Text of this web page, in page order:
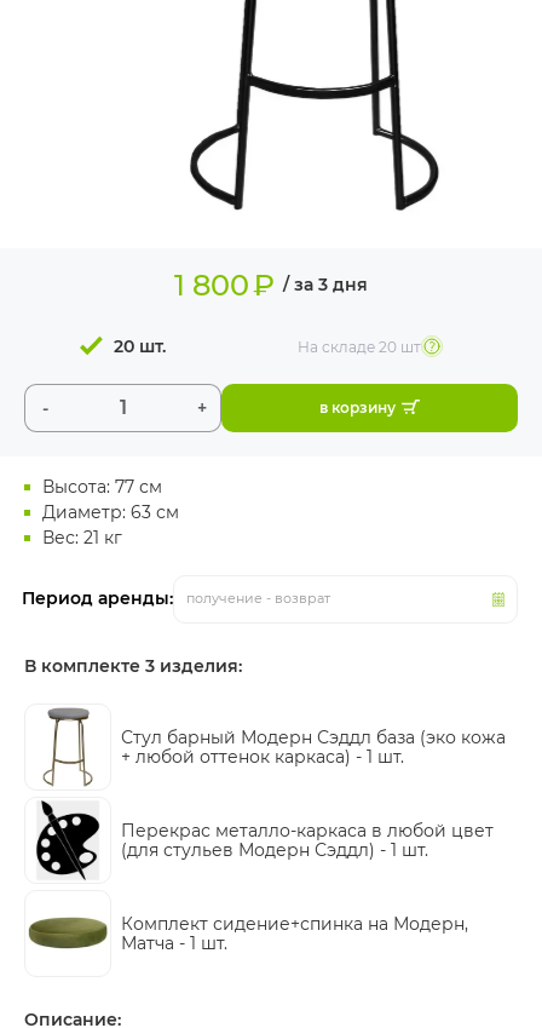
Высота: 77 см
Диаметр: 63 см
Вес: 21 кг
Период аренды: получение - возврат
1 800₽ / за 3 дня
- +
20 шт. На складе 20 шт
в корзину
В комплекте 3 изделия:
Стул барный Модерн Сэддл база (эко кожа
+ любой оттенок каркаса) - 1 шт.
Перекрас металло-каркаса в любой цвет
(для стульев Модерн Сэддл) - 1 шт.
Комплект сидение+спинка на Модерн,
Матча - 1 шт.
Описание: